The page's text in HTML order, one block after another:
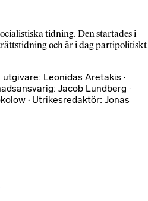
tidning. Den startades i
och är i dag partipolitiskt
Leonidas Aretakis ·
Jacob Lundberg ·
· Utrikesredaktör: Jonas